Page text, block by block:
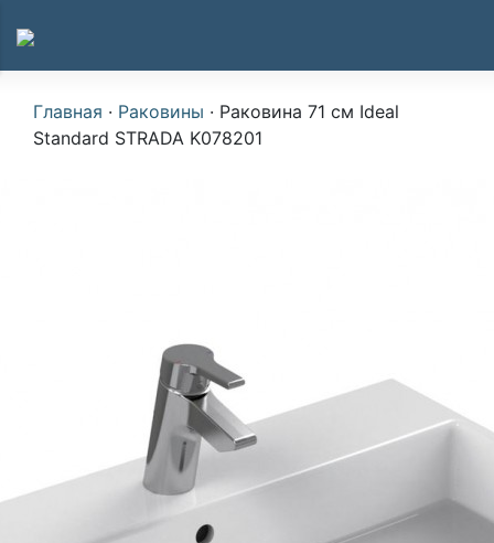
Главная · Раковины · Раковина 71 см Ideal
Standard STRADA K078201